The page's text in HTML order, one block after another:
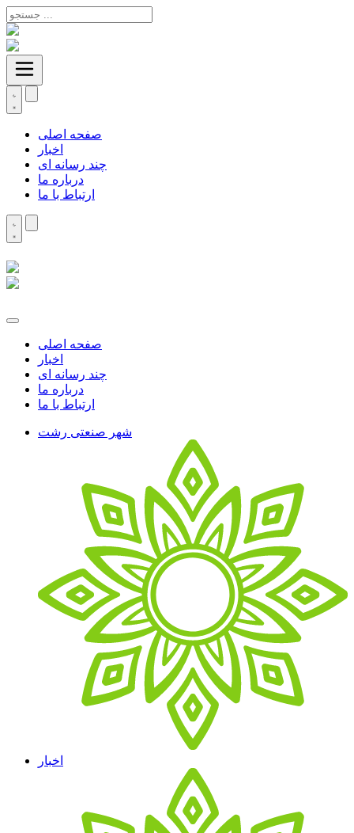
صفحه اصلی
اخبار
چند رسانه ای
درباره ما
ارتباط با ما
صفحه اصلی
اخبار
چند رسانه ای
درباره ما
ارتباط با ما
شهر صنعتی رشت
اخبار